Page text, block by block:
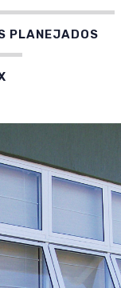
PLANEJADOS